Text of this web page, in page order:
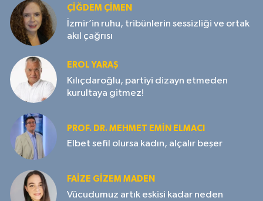
ÇIĞDEM ÇIMEN
İzmir’in ruhu, tribünlerin sessizliği ve ortak
akıl çağrısı
EROL YARAŞ
Kılıçdaroğlu, partiyi dizayn etmeden
kurultaya gitmez!
PROF. DR. MEHMET EMIN ELMACI
Elbet sefil olursa kadın, alçalır beşer
FAIZE GIZEM MADEN
Vücudumuz artık eskisi kadar neden